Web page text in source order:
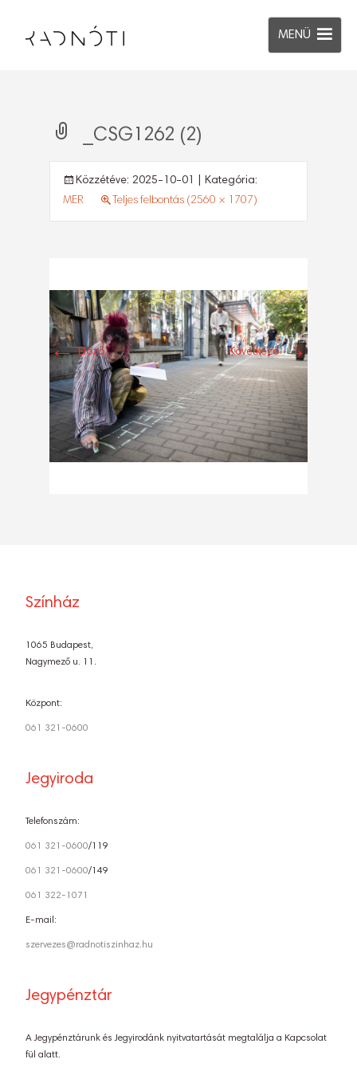
MENÜ
_CSG1262 (2)
Közzétéve: 2025-10-01
| Kategória:
MER
Teljes felbontás (2560 × 1707)
←Előző Következő→
Színház
1065 Budapest,
Nagymező u. 11.
Központ:
061 321-0600
Jegyiroda
Telefonszám:
061 321-0600/119
061 321-0600/149
061 322-1071
E-mail:
szervezes@radnotiszinhaz.hu
Jegypénztár
A Jegypénztárunk és Jegyirodánk nyitvatartását megtalálja a Kapcsolat
fül alatt.